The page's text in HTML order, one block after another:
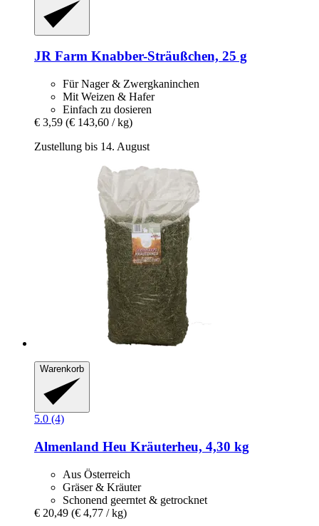
JR Farm Knabber-​Sträußchen, 25 g
Für Nager & Zwergkaninchen
Mit Weizen & Hafer
Einfach zu dosieren
€ 3,59 (€ 143,60 / kg)
Zustellung bis 14. August
Warenkorb
5.0 (4)
Almenland Heu Kräuterheu, 4,30 kg
Aus Österreich
Gräser & Kräuter
Schonend geerntet & getrocknet
€ 20,49 (€ 4,77 / kg)